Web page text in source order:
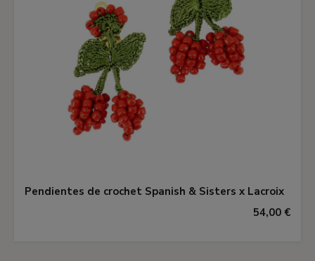
Pendientes de crochet Spanish & Sisters x Lacroix
54,00 €